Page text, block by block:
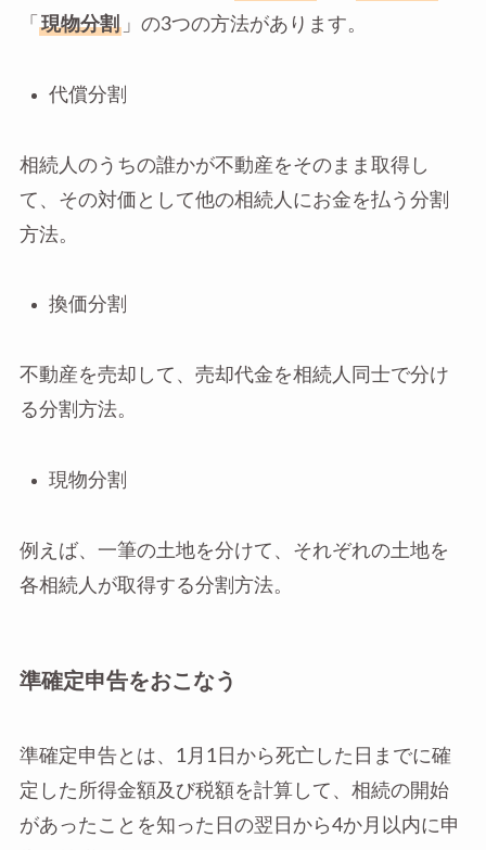
「 現物分割」の3つの方法があります。
代償分割
相続人のうちの誰かが不動産をそのまま取得し
て、その対価として他の相続人にお金を払う分割
方法。
換価分割
不動産を売却して、売却代金を相続人同士で分け
る分割方法。
現物分割
例えば、一筆の土地を分けて、それぞれの土地を
各相続人が取得する分割方法。
準確定申告をおこなう
準確定申告とは、1月1日から死亡した日までに確
定した所得金額及び税額を計算して、相続の開始
があったことを知った日の翌日から4か月以内に申